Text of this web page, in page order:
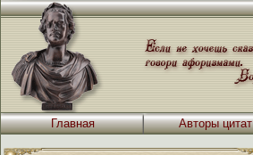
Главная Авторы цитат